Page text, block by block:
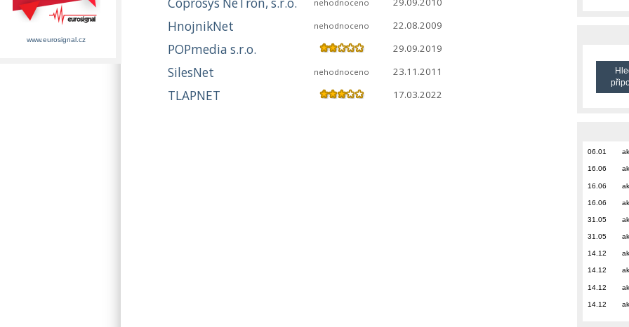
Coprosys NeTron, s.r.o. nehodnoceno
HnojnikNet nehodnoceno 22.08.2009
POPmedia s.r.o. 29.09.2019
SilesNet nehodnoceno 23.11.2011
TLAPNET 17.03.2022
06.01
16.06
16.06
16.06
31.05
31.05
14.12
14.12
14.12
14.12
www.eurosignal.cz